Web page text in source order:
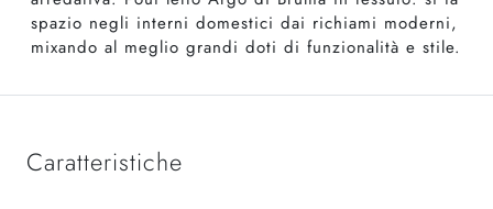
spazio negli interni domestici dai richiami moderni,
mixando al meglio grandi doti di funzionalità e stile.
Caratteristiche